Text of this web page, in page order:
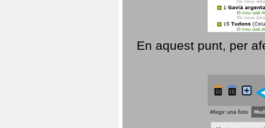
En aquest punt, per